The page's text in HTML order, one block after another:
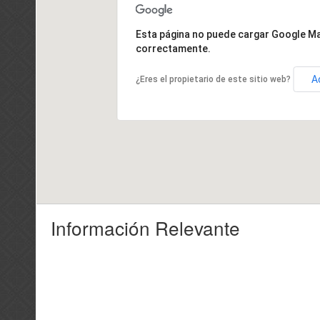
Esta página no puede cargar Google
correctamente.
¿Eres el propietario de este sitio web?
Información Relevante